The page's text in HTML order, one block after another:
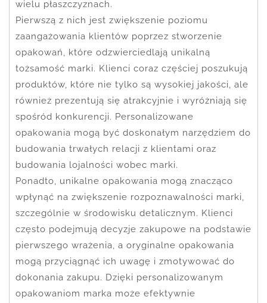
wielu płaszczyznach.
Pierwszą z nich jest zwiększenie poziomu
zaangażowania klientów poprzez stworzenie
opakowań, które odzwierciedlają unikalną
tożsamość marki. Klienci coraz częściej poszukują
produktów, które nie tylko są wysokiej jakości, ale
również prezentują się atrakcyjnie i wyróżniają się
spośród konkurencji. Personalizowane
opakowania mogą być doskonałym narzędziem do
budowania trwałych relacji z klientami oraz
budowania lojalności wobec marki.
Ponadto, unikalne opakowania mogą znacząco
wpłynąć na zwiększenie rozpoznawalności marki,
szczególnie w środowisku detalicznym. Klienci
często podejmują decyzje zakupowe na podstawie
pierwszego wrażenia, a oryginalne opakowania
mogą przyciągnąć ich uwagę i zmotywować do
dokonania zakupu. Dzięki personalizowanym
opakowaniom marka może efektywnie